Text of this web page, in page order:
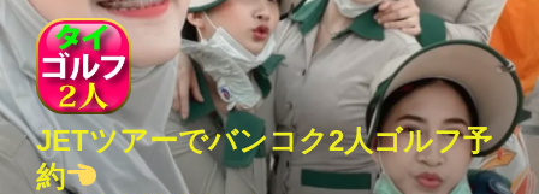
コ
ン
テ
ン
ツ
JETツアーでバンコク2人ゴルフ予
約